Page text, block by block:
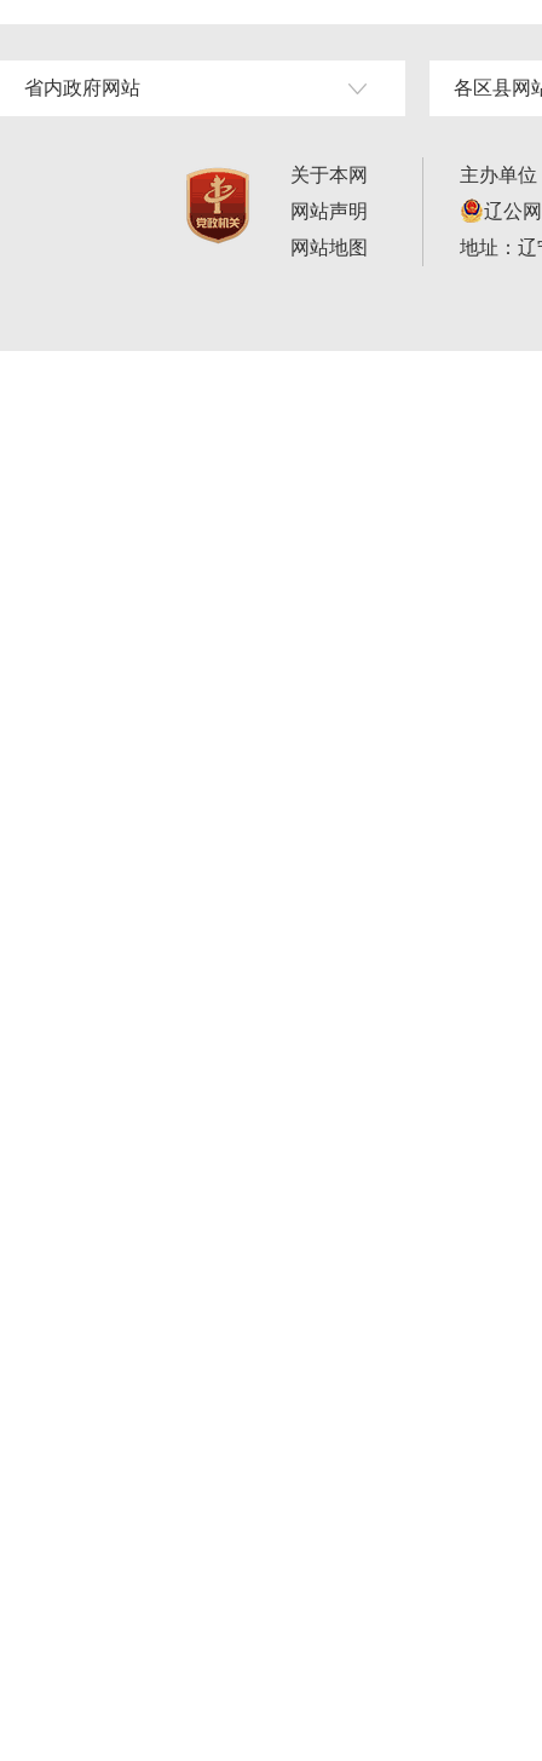
省内政府网站 各区县网
关于本网
网站声明
网站地图
主办单
辽公
地址：辽